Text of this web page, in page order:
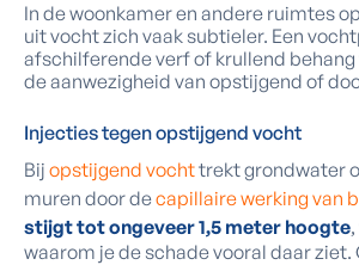
In de woonkamer en andere ruimtes
uit vocht zich vaak subtieler. Een
afschilferende verf of krullend behang
de aanwezigheid van opstijgend of
Injecties tegen opstijgend vocht
Bij opstijgend vochttrekt grondwater
muren door decapillaire werking van
stijgt tot ongeveer 1,5 meter hoogte
waarom je de schade vooral daar